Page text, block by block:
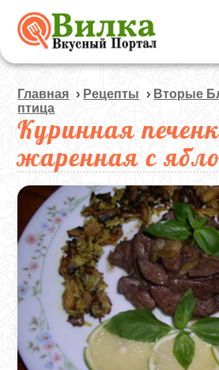
Главная › Рецепты › Вторые
птица
Куринная
жаренная с